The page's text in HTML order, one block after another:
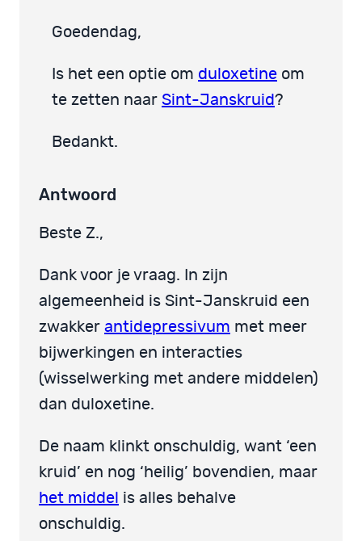
Goedendag,
Is het een optie om duloxetine om
te zetten naar Sint-Janskruid?
Bedankt.
Antwoord
Beste Z.,
Dank voor je vraag. In zijn
algemeenheid is Sint-Janskruid een
zwakker antidepressivum met meer
bijwerkingen en interacties
(wisselwerking met andere middelen)
dan duloxetine.
De naam klinkt onschuldig, want ‘een
kruid’ en nog ‘heilig’ bovendien, maar
het middel is alles behalve
onschuldig.